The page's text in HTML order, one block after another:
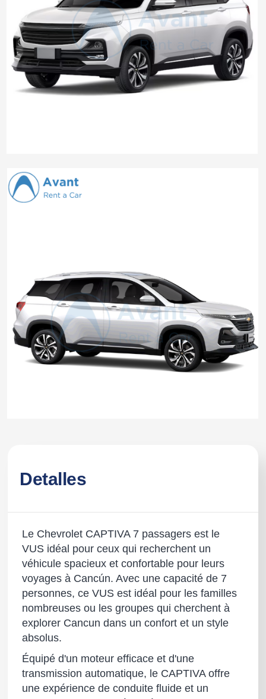
Detalles
Le Chevrolet CAPTIVA 7 passagers est le
VUS idéal pour ceux qui recherchent un
véhicule spacieux et confortable pour leurs
voyages à Cancún. Avec une capacité de 7
personnes, ce VUS est idéal pour les familles
nombreuses ou les groupes qui cherchent à
explorer Cancun dans un confort et un style
absolus.
Équipé d'un moteur efficace et d'une
transmission automatique, le CAPTIVA offre
une expérience de conduite fluide et un